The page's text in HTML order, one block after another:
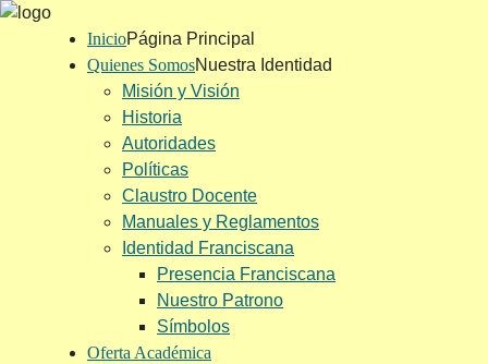
InicioPágina Principal
Quienes SomosNuestra Identidad
Misión y Visión
Historia
Autoridades
Políticas
Claustro Docente
Manuales y Reglamentos
Identidad Franciscana
Presencia Franciscana
Nuestro Patrono
Símbolos
Oferta Académica